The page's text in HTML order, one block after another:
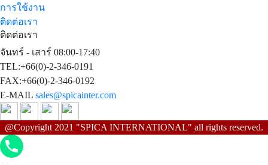
การใช้งาน
ติดต่อเรา
ติดต่อเรา
จันทร์ - เสาร์ 08:00-17:40
TEL:+66(0)-2-346-0191
FAX:+66(0)-2-346-0192
E-MAIL sales@spicainter.com
@Copyright 2021 "SPICA INTERNATIONAL" all rights reserved.
Phone